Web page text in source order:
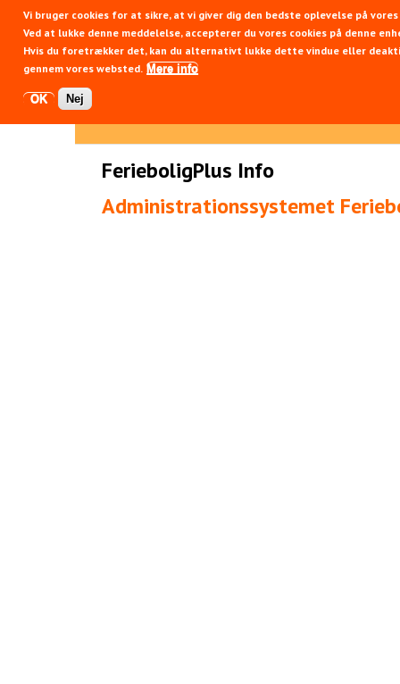
Vi bruger cookies for at sikre, at vi giver dig den bedste oplevelse på vores
Ved at lukke denne meddelelse, accepterer du vores cookies på denne
Hvis du foretrækker det, kan du alternativt lukke dette vindue eller
gennem vores websted. Mere info
OK Nej
FerieboligPlus Info
Administrationssystemet